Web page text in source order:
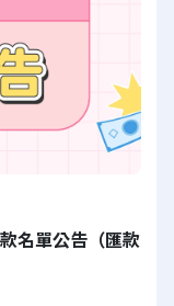
名單公告（匯款